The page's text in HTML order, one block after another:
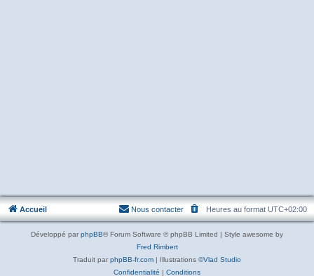
Accueil Heures au format UTC+02:00
Nous contacter
Développé par phpBB® Forum Software © phpBB Limited | Style awesome by
Fred Rimbert
Traduit par phpBB-fr.com | Illustrations ©Vlad Studio
Confidentialité | Conditions